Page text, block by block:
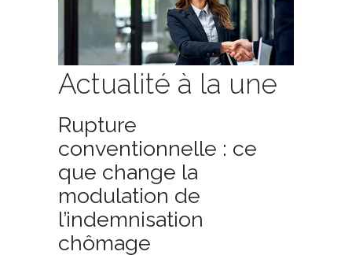
Actualité à la une
Rupture
conventionnelle : ce
que change la
modulation de
l’indemnisation
chômage